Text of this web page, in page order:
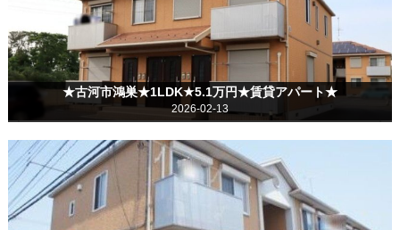
★古河市鴻巣★1LDK★5.1万円★賃貸アパート★
2026-02-13